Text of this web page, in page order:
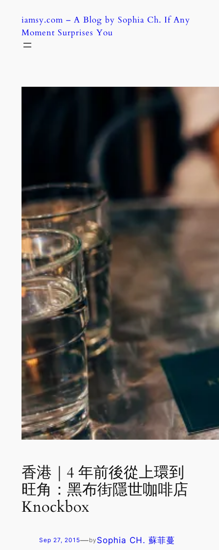
content
iamsy.com – A Blog by Sophia Ch. If Any
Moment Surprises You
香港｜4 年前後從上環到
旺角：黑布街隱世咖啡店
Knockbox
Sep 27, 2015—by Sophia CH. 蘇菲蔓